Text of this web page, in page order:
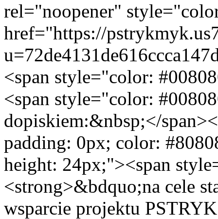
rel="noopener"
href="https://
<span style="color:
<span style="color:
dopiskiem:&nbsp;</
padding: 0px; color:
height: 24px;"><span
<strong>&bdquo;na cele
wsparcie projektu